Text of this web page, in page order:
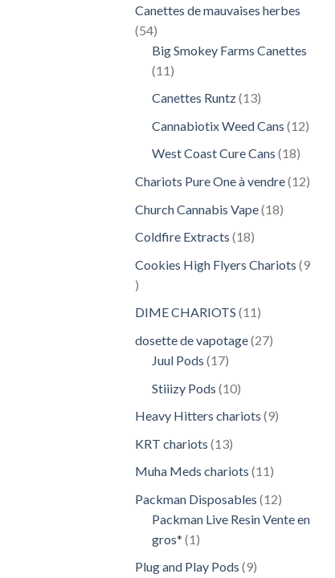
Canettes de mauvaises herbes
5454
produits
Big Smokey Farms Canettes
11 11
Canettes Runtz 1313
Cannabiotix Weed Cans 1212
West Coast Cure Cans 1818
Chariots Pure One à vendre 1212
Church Cannabis Vape 1818
Coldfire Extracts 1818
Cookies High Flyers Chariots 9
9
DIME CHARIOTS 1111
dosette de vapotage 2727
Juul Pods 1717
Stiiizy Pods 1010
Heavy Hitters chariots 99
KRT chariots 1313
Muha Meds chariots 1111
Packman Disposables 1212
produits
Packman Live Resin Vente en
gros* 11
Plug and Play Pods 99